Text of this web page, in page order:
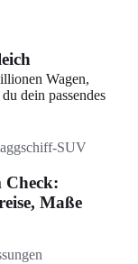
Wagen,
dein passendes
SUV
Check:
Maße